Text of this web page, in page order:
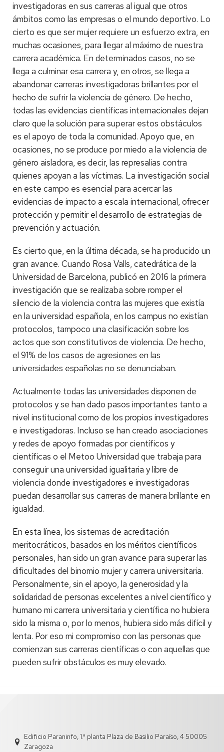
investigadoras en sus carreras al igual que otros
ámbitos como las empresas o el mundo deportivo. Lo
cierto es que ser mujer requiere un esfuerzo extra, en
muchas ocasiones, para llegar al máximo de nuestra
carrera académica. En determinados casos, no se
llega a culminar esa carrera y, en otros, se llega a
abandonar carreras investigadoras brillantes por el
hecho de sufrir la violencia de género. De hecho,
todas las evidencias científicas internacionales dejan
claro que la solución para superar estos obstáculos
es el apoyo de toda la comunidad. Apoyo que, en
ocasiones, no se produce por miedo a la violencia de
género aisladora, es decir, las represalias contra
quienes apoyan a las víctimas. La investigación social
en este campo es esencial para acercar las
evidencias de impacto a escala internacional, ofrecer
protección y permitir el desarrollo de estrategias de
prevención y actuación.
Es cierto que, en la última década, se ha producido un
gran avance. Cuando Rosa Valls, catedrática de la
Universidad de Barcelona, publicó en 2016 la primera
investigación que se realizaba sobre romper el
silencio de la violencia contra las mujeres que existía
en la universidad española, en los campus no existían
protocolos, tampoco una clasificación sobre los
actos que son constitutivos de violencia. De hecho,
el 91% de los casos de agresiones en las
universidades españolas no se denunciaban.
Actualmente todas las universidades disponen de
protocolos y se han dado pasos importantes tanto a
nivel institucional como de los propios investigadores
e investigadoras. Incluso se han creado asociaciones
y redes de apoyo formadas por científicos y
científicas o el Metoo Universidad que trabaja para
conseguir una universidad igualitaria y libre de
violencia donde investigadores e investigadoras
puedan desarrollar sus carreras de manera brillante en
igualdad.
En esta línea, los sistemas de acreditación
meritocráticos, basados en los méritos científicos
personales, han sido un gran avance para superar las
dificultades del binomio mujer y carrera universitaria.
Personalmente, sin el apoyo, la generosidad y la
solidaridad de personas excelentes a nivel científico y
humano mi carrera universitaria y científica no hubiera
sido la misma o, por lo menos, hubiera sido más difícil y
lenta. Por eso mi compromiso con las personas que
comienzan sus carreras científicas o con aquellas que
pueden sufrir obstáculos es muy elevado.
Edificio Paraninfo, 1.ª planta Plaza de Basilio Paraíso, 4 50005
Zaragoza